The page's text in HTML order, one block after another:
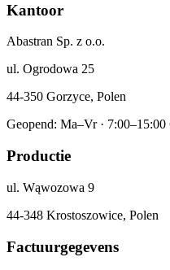
Kantoor
Abastran Sp. z o.o.
ul. Ogrodowa 25
44-350 Gorzyce, Polen
Geopend: Ma–Vr ·
Productie
ul. Wąwozowa 9
44-348 Krostoszowice, Polen
Factuurgegevens